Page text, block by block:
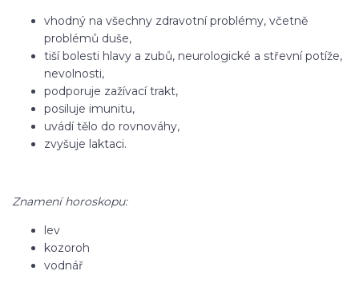
vhodný na všechny zdravotní problémy, včetně
problémů duše,
tiší bolesti hlavy a zubů, neurologické a střevní potíže,
nevolnosti,
podporuje zažívací trakt,
posiluje imunitu,
uvádí tělo do rovnováhy,
zvyšuje laktaci.
Znamení horoskopu:
lev
kozoroh
vodnář